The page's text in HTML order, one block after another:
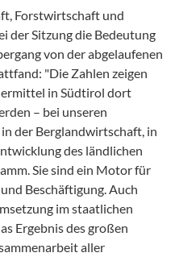
Forstwirtschaft und
der Sitzung die Bedeutung
von der abgelaufenen
"Die Zahlen zeigen
in Südtirol dort
– bei unseren
der Berglandwirtschaft, in
des ländlichen
Sie sind ein Motor für
Beschäftigung. Auch
im staatlichen
Ergebnis des großen
aller